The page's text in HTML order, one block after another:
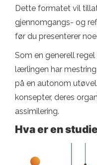
Dette formatet vil
gjennomgangs- og
før du presenterer
Som en generell
lærlingen har
på en autonom
konsepter, deres
assimilering.
Hva er en